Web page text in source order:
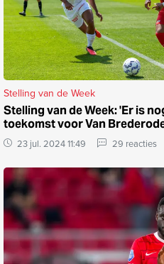
Stelling van de Week
Stelling van de Week: 'Er is
toekomst voor Van
23 jul. 2024 11:49 29 reacties